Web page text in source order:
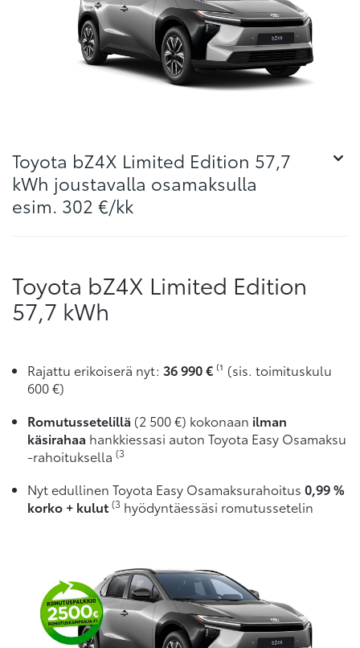
Toyota bZ4X Limited Edition 57,7
kWh joustavalla osamaksulla
esim. 302 €/kk
Toyota bZ4X Limited Edition
57,7 kWh
Rajattu erikoiserä nyt:36 990 € ⁽¹ (sis. toimituskulu
600 €)
Romutussetelillä (2 500 €) kokonaan ilman
käsirahaa hankkiessasi auton Toyota Easy Osamaksu
-rahoituksella(3
Nyt edullinen Toyota Easy Osamaksurahoitus0,99 %
korko + kulut (3 hyödyntäessäsi romutussetelin